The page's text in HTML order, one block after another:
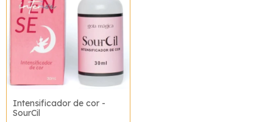
Intensificador de cor -
SourCil